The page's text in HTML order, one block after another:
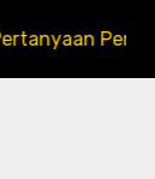
Sebelum